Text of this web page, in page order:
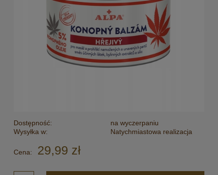
Dostępność:
na wyczerpaniu
Wysyłka w:
Natychmiastowa realizacja
Cena: 29,99 zł